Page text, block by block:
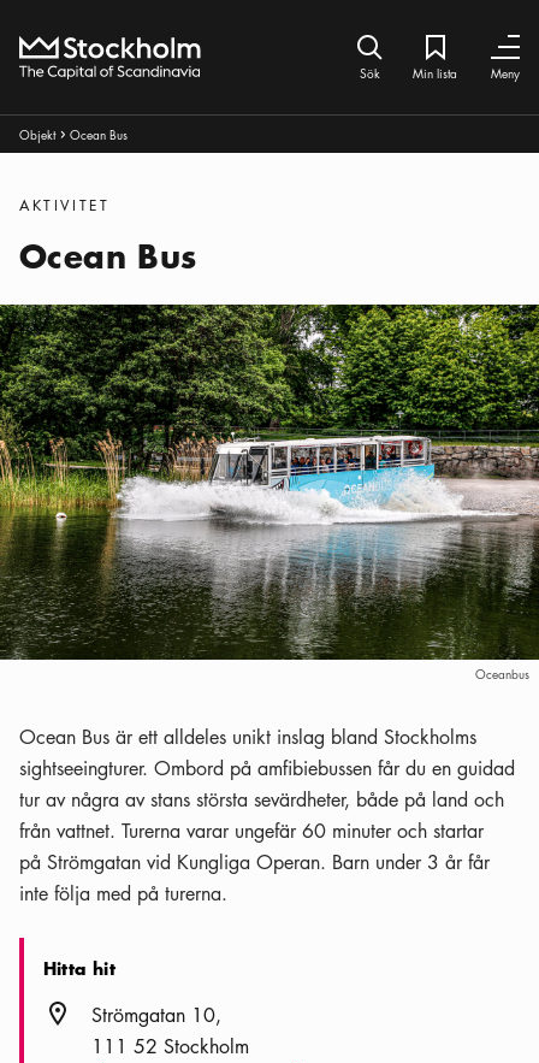
Hem
Sök ikon
Sök
Min lista
Bokmärke
Min lista Meny
Stäng
Brödsmulor:
ObjektPul ikon
Ocean Bus
Kategorier
AKTIVITET
Ocean Bus
Oceanbus
Ocean Bus är ett alldeles unikt inslag bland Stockholms
sightseeingturer. Ombord på amfibiebussen får du en guidad
tur av några av stans största sevärdheter, både på land och
från vattnet. Turerna varar ungefär 60 minuter och startar
på Strömgatan vid Kungliga Operan. Barn under 3 år får
inte följa med på turerna.
Hitta hit
Plats ikonStrömgatan 10
111 52 Stockholm